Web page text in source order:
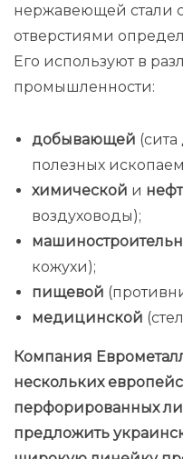
нержавеющей стали
отверстиями
Его используют в
промышленности:
добывающей
полезных
химической и
воздуховоды);
кожухи);
пищевой
медицинской
Компания
нескольких
перфорированных
предложить